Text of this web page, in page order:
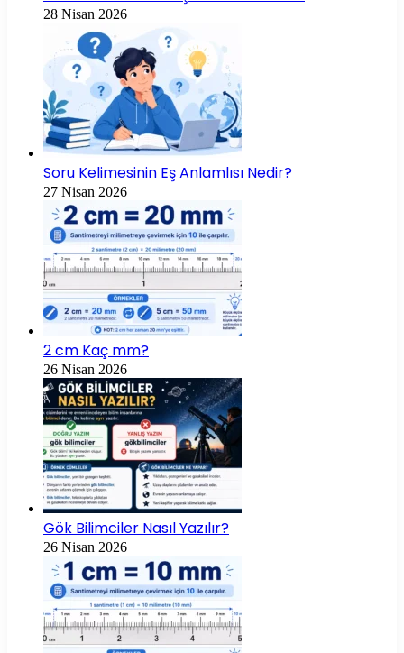
28 Nisan 2026
Soru Kelimesinin Eş Anlamlısı Nedir?
27 Nisan 2026
2 cm Kaç mm?
26 Nisan 2026
Gök Bilimciler Nasıl Yazılır?
26 Nisan 2026